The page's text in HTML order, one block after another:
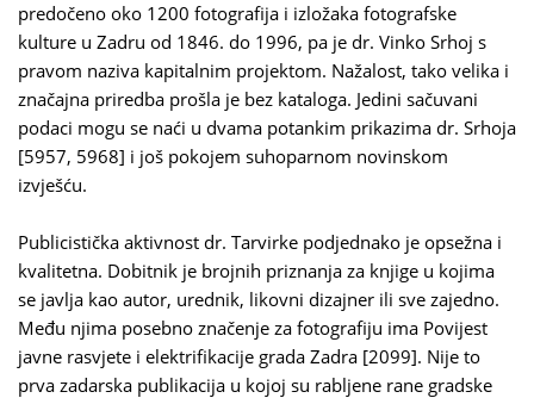
predočeno oko 1200 fotografija i izložaka fotografske
kulture u Zadru od 1846. do 1996, pa je dr. Vinko Srhoj s
pravom naziva kapitalnim projektom. Nažalost, tako velika i
značajna priredba prošla je bez kataloga. Jedini sačuvani
podaci mogu se naći u dvama potankim prikazima dr. Srhoja
[5957, 5968] i još pokojem suhoparnom novinskom
izvješću.
Publicistička aktivnost dr. Tarvirke podjednako je opsežna i
kvalitetna. Dobitnik je brojnih priznanja za knjige u kojima
se javlja kao autor, urednik, likovni dizajner ili sve zajedno.
Među njima posebno značenje za fotografiju ima Povijest
javne rasvjete i elektrifikacije grada Zadra [2099]. Nije to
prva zadarska publikacija u kojoj su rabljene rane gradske